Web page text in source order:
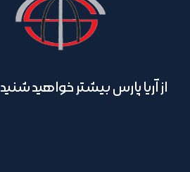
از آریا پارس بیشتر خواهید شنید